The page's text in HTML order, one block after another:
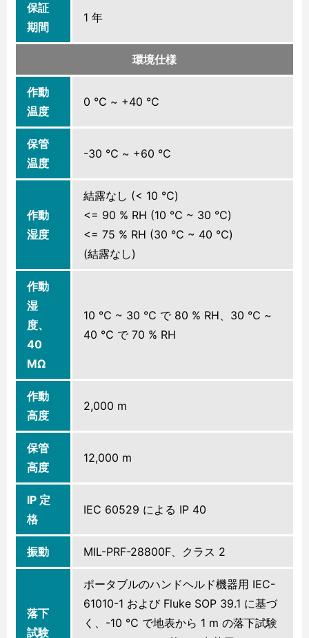
保証
期間
1 年
環境仕様
作動
温度
0 ℃ ~ +40 ℃
保管
温度
-30 ℃ ~ +60 ℃
作動
湿度
結露なし (< 10 ℃)
<= 90 % RH (10 ℃ ~ 30 ℃)
<= 75 % RH (30 ℃ ~ 40 ℃)
(結露なし)
作動
湿
度、
40
MΩ
10 ℃ ~ 30 ℃ で 80 % RH、30 ℃ ~
40 ℃ で 70 % RH
作動
高度
2,000 m
保管
高度
12,000 m
IP 定
格
IEC 60529 による IP 40
振動 MIL-PRF-28800F、クラス 2
落下
試験
ポータブルのハンドヘルド機器用 IEC-
61010-1 および Fluke SOP 39.1 に基づ
く、-10 ℃ で地表から 1 m の落下試験